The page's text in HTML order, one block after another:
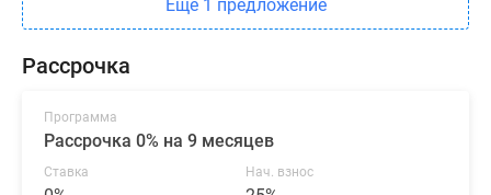
Ещё 1 предложение
Рассрочка
Программа
Рассрочка 0% на 9 месяцев
Ставка Нач. взнос